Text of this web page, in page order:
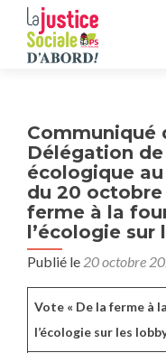
Communiqué
Délégation
écologique
du 20 octobre
ferme à la
l’écologie sur
Publié le 20 octobre
Vote « De la ferme à
l’écologie sur les